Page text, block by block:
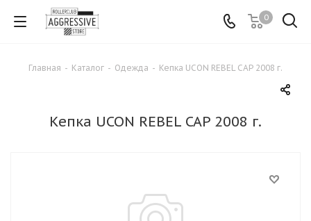
0
Главная - Каталог - Одежда - Кепка UCON REBEL CAP 2008 г.
Кепка UCON REBEL CAP 2008 г.